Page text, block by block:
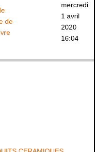
de
mercredi
1 avril
2020
16:04